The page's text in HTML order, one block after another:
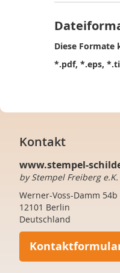
Diese
*.pdf, *.eps,
Kontakt
www.stempel-
by Stempel Freiberg e.K.
Werner-Voss-Damm 54b
12101 Berlin
Deutschland